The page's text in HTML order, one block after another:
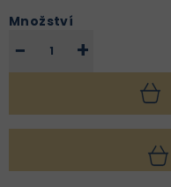
Množství
+
−